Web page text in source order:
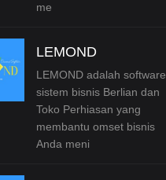
me
LEMOND
LEMOND adalah software
sistem bisnis Berlian dan
Toko Perhiasan yang
membantu omset bisnis
Anda meni